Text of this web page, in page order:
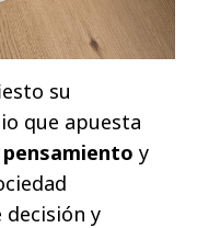
su
que apuesta
y
decisión y